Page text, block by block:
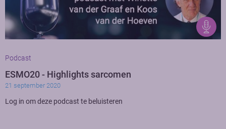
Podcast
ESMO20 - Highlights sarcomen
21 september 2020
Log in om deze podcast te beluisteren